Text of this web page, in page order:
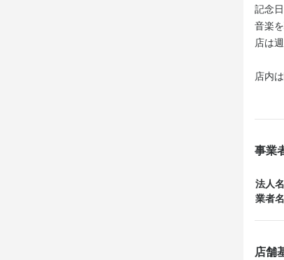
記念日
音楽
店は
店内
パッ
・大
・子
鮑を
事業
法人
業者名
店舗